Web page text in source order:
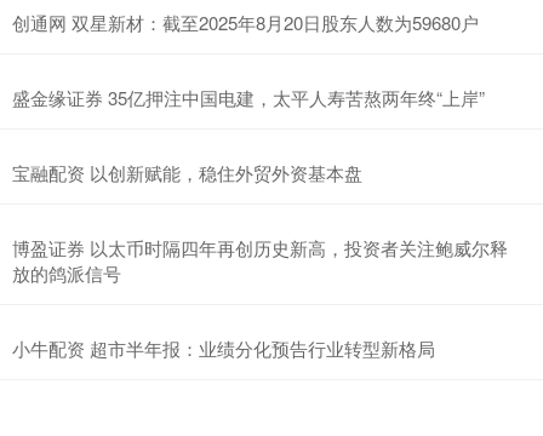
创通网 双星新材：截至2025年8月20日股东人数为59680户
盛金缘证券 35亿押注中国电建，太平人寿苦熬两年终“上岸”
宝融配资 以创新赋能，稳住外贸外资基本盘
博盈证券 以太币时隔四年再创历史新高，投资者关注鲍威尔释
放的鸽派信号
小牛配资 超市半年报：业绩分化预告行业转型新格局